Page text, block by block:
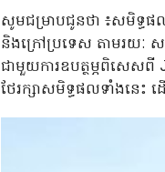
សូមជម្រាបជូនថា ៖សមិទ្ធផ
និងក្រៅប្រទេស តាមរយៈ
ជាមួយការឧបត្ថម្ភពិសេសពី
ថែរក្សាសមិទ្ធផលទាំងនេះ